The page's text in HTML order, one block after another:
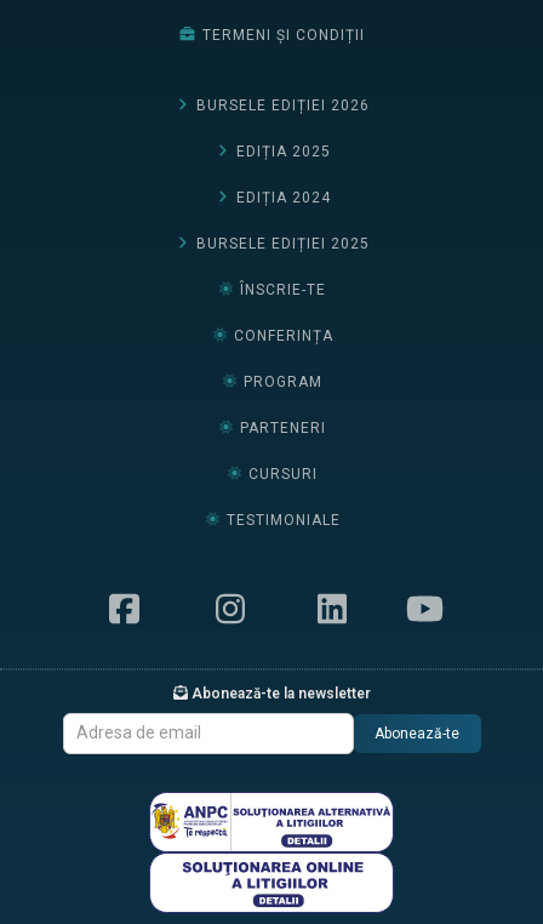
TERMENI ȘI CONDIȚII
BURSELE EDIȚIEI 2026
EDIȚIA 2025
EDIȚIA 2024
BURSELE EDIȚIEI 2025
ÎNSCRIE-TE
CONFERINȚA
PROGRAM
PARTENERI
CURSURI
TESTIMONIALE
Abonează-te la newsletter
Abonează-te